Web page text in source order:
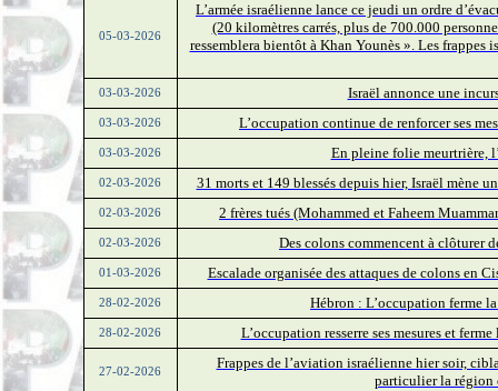
05-03-2026
L’armée israélienne lance ce jeudi un ordre
(20 kilomètres carrés, plus de 700.000
ressemblera bientôt à Khan Younès ». Les
03-03-2026 Israël annonce une
03-03-2026 L’occupation continue de renforcer ses
03-03-2026 En pleine folie meurtrière,
02-03-2026 31 morts et 149 blessés depuis hier, Israël mène
02-03-2026 2 frères tués (Mohammed et Faheem
02-03-2026 Des colons commencent à clôturer
01-03-2026 Escalade organisée des attaques de colons en
28-02-2026 Hébron : L’occupation ferme
28-02-2026 L’occupation resserre ses mesures et
27-02-2026
Frappes de l’aviation israélienne hier soir,
particulier la région